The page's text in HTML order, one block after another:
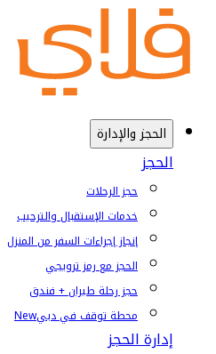
الحجز والإدارة
الحجز
حجز الرحلات
خدمات الإستقبال والترحيب
إنجاز إجراءات السفر من المنزل
الحجز مع رمز ترويجي
حجز رحلة طيران + فندق
محطة توقف في دبيNew
إدارة الحجز